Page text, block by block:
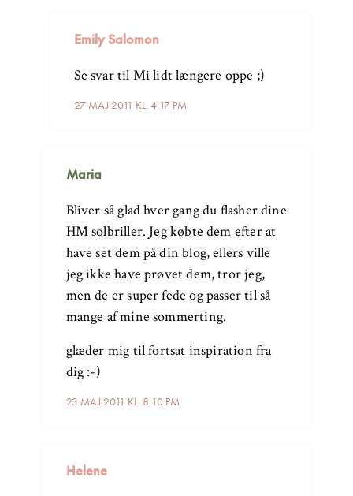
Emily Salomon
27 MAJ 2011 KL. 4:17 PM
Se svar til Mi lidt længere oppe ;)
Maria
23 MAJ 2011 KL. 8:10 PM
Bliver så glad hver gang du flasher dine
HM solbriller. Jeg købte dem efter at
have set dem på din blog, ellers ville
jeg ikke have prøvet dem, tror jeg,
men de er super fede og passer til så
mange af mine sommerting.
glæder mig til fortsat inspiration fra
dig :-)
Helene